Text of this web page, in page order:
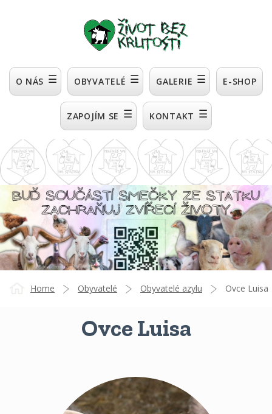
O NÁS ☰ OBYVATELÉ ☰ GALERIE ☰ E-SHOP
ZAPOJÍM SE ☰ KONTAKT ☰
Home Obyvatelé Obyvatelé azylu Ovce Luisa
Ovce Luisa